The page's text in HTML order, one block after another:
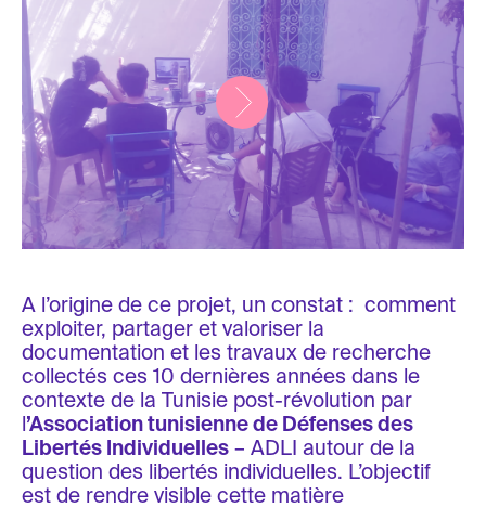
A l’origine de ce projet, un constat : comment
exploiter, partager et valoriser la
documentation et les travaux de recherche
collectés ces 10 dernières années dans le
contexte de la Tunisie post-révolution par
’Association tunisienne de Défenses des
Libertés Individuelles – ADLI autour de la
question des libertés individuelles. L’objectif
est de rendre visible cette matière